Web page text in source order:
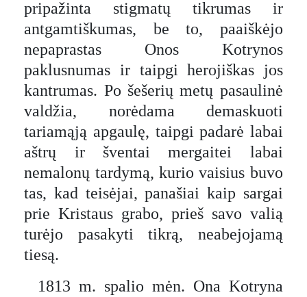
pripažinta stigmatų tikrumas ir
antgamtiškumas, be to, paaiškėjo
nepaprastas Onos Kotrynos
paklusnumas ir taipgi herojiškas jos
kantrumas. Po šešerių metų pasaulinė
valdžia, norėdama demaskuoti
tariamąją apgaulę, taipgi padarė labai
aštrų ir šventai mergaitei labai
nemalonų tardymą, kurio vaisius buvo
tas, kad teisėjai, panašiai kaip sargai
prie Kristaus grabo, prieš savo valią
turėjo pasakyti tikrą, neabejojamą
tiesą.
1813 m. spalio mėn. Ona Kotryna